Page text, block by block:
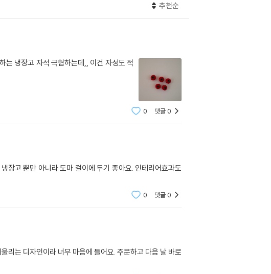
추천순
는 냉장고 자석 극혐하는데,, 이건 자성도 적
0 댓글0
장고 뿐만 아니라 도마 걸이에 두기 좋아요. 인테리어효과도
0 댓글0
리는 디자인이라 너무 마음에 들어요. 주문하고 다음 날 바로